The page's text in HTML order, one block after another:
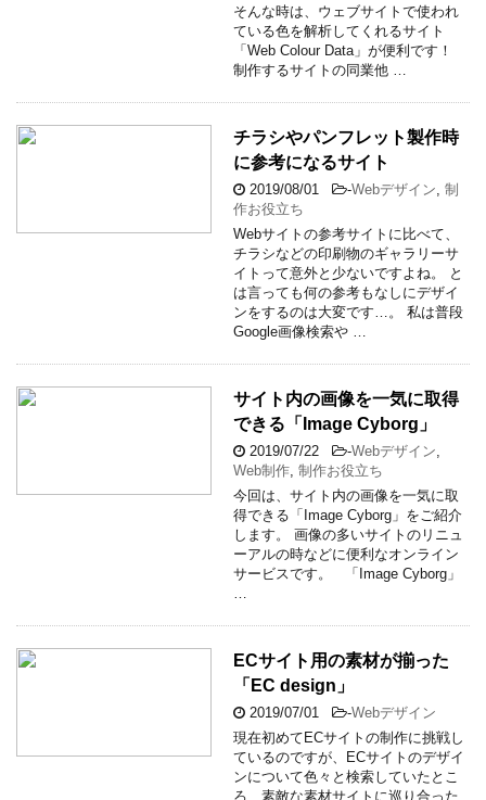
そんな時は、ウェブサイトで使われ
ている色を解析してくれるサイト
「Web Colour Data」が便利です！
制作するサイトの同業他 …
チラシやパンフレット製作時
に参考になるサイト
2019/08/01 -Webデザイン 制
作お役立ち
Webサイトの参考サイトに比べて、
チラシなどの印刷物のギャラリーサ
イトって意外と少ないですよね。 と
は言っても何の参考もなしにデザイ
ンをするのは大変です…。 私は普段
Google画像検索や …
サイト内の画像を一気に取得
できる「Image Cyborg」
2019/07/22 -Webデザイン
Web制作 制作お役立ち
今回は、サイト内の画像を一気に取
得できる「Image Cyborg」をご紹介
します。 画像の多いサイトのリニュ
ーアルの時などに便利なオンライン
サービスです。 「Image Cyborg」
ECサイト用の素材が揃った
「EC design」
2019/07/01 -Webデザイン
現在初めてECサイトの制作に挑戦し
ているのですが、ECサイトのデザイ
ンについて色々と検索していたとこ
ろ、素敵な素材サイトに巡り合った